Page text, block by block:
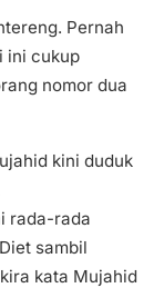
Pernah
ini cukup
nomor dua
kini duduk
rada-rada
sambil
kata Mujahid